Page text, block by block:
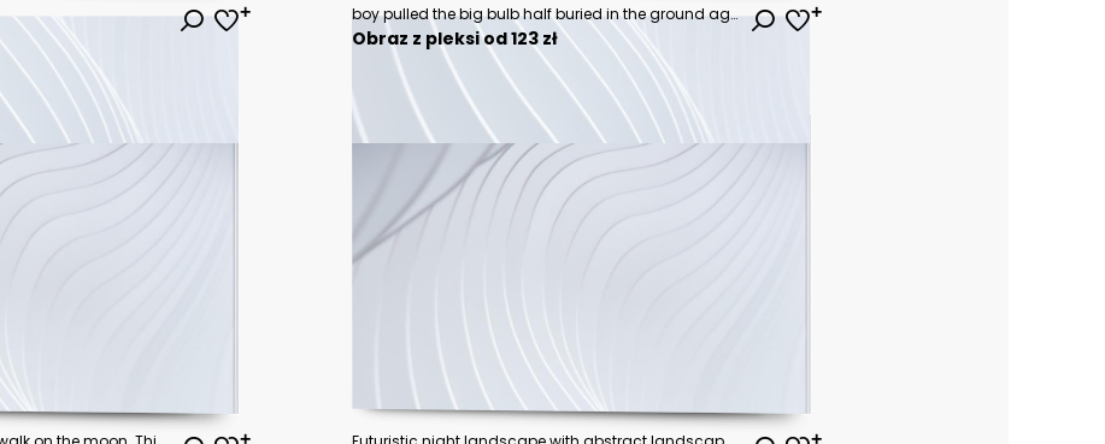
boy pulled the big bulb half buried in the ground against night sky with stars and space dust, digital art style, illustraation painting
Obraz z pleksi od 123 zł